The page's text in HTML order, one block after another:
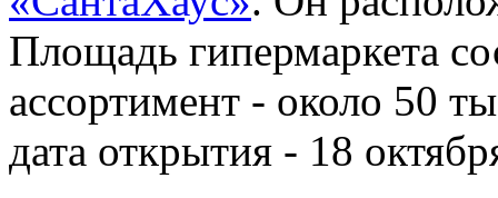
Площадь гипермаркета
ассортимент - около 50
дата открытия - 18